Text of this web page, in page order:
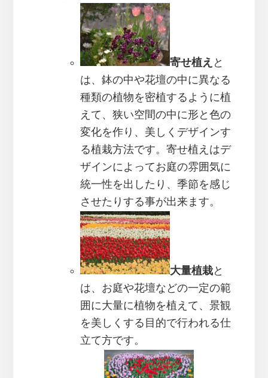
寄せ植え と
は、鉢の中や花壇の中に異なる
種類の植物を密植するように植
えて、狭い空間の中に形と色の
変化を作り、美しくデザインす
る植栽方法です。寄せ植えはデ
ザインによってお庭の雰囲気に
統一性を出したり、季節を感じ
させたりする事が出来ます。
大量植栽と
は、お庭や花壇などの一定の範
囲に大量に植物を植えて、景観
を美しくする目的で行われる仕
立て方です。